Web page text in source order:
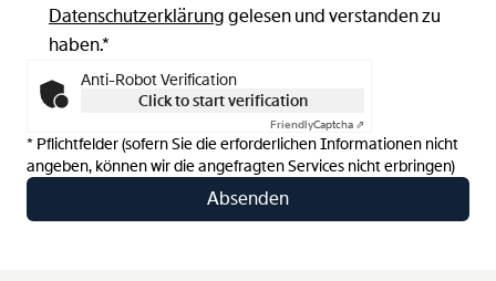
Datenschutzerklärunggelesen und verstanden zu
haben.*
Anti-Robot Verification
Click to start verification
FriendlyCaptcha ⇗
* Pflichtfelder (sofern Sie die erforderlichen Informationen nicht
angeben, können wir die angefragten Services nicht erbringen)